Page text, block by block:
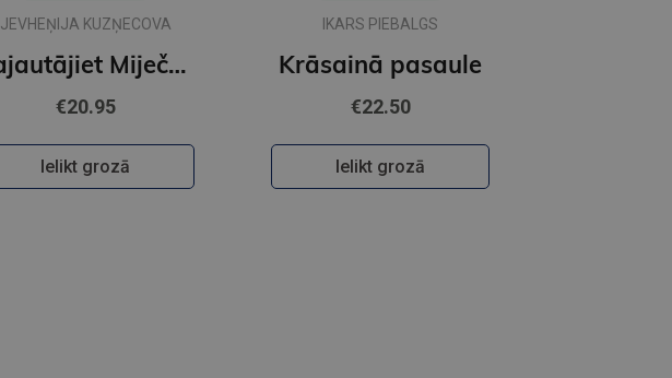
JEVHEŅIJA KUZŅECOVA
Pajautājiet Miječkai
€20.95
Ielikt grozā
IKARS PIEBALGS
Krāsainā pasaule
€22.50
Ielikt grozā